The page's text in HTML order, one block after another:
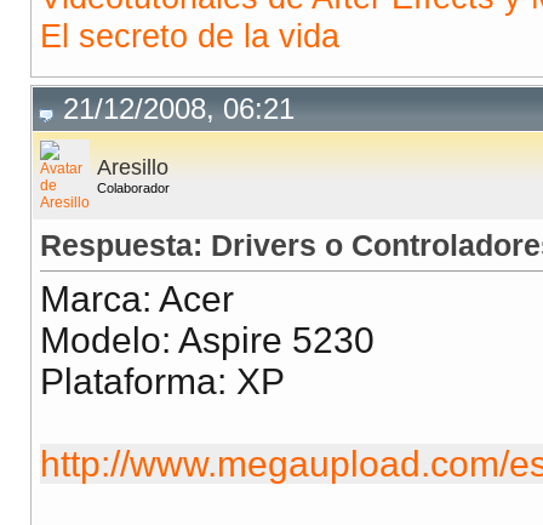
El secreto de la vida
21/12/2008, 06:21
Aresillo
Colaborador
Respuesta: Drivers o
Marca: Acer
Modelo: Aspire 5230
Plataforma: XP
http://www.megaupload.com/